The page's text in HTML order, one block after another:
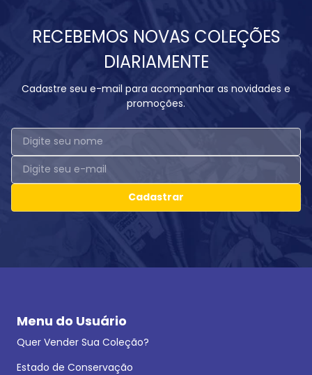
RECEBEMOS NOVAS COLEÇÕES
DIARIAMENTE
Cadastre seu e-mail para acompanhar as novidades e
promoções.
Cadastrar
Menu do Usuário
Quer Vender Sua Coleção?
Estado de Conservação